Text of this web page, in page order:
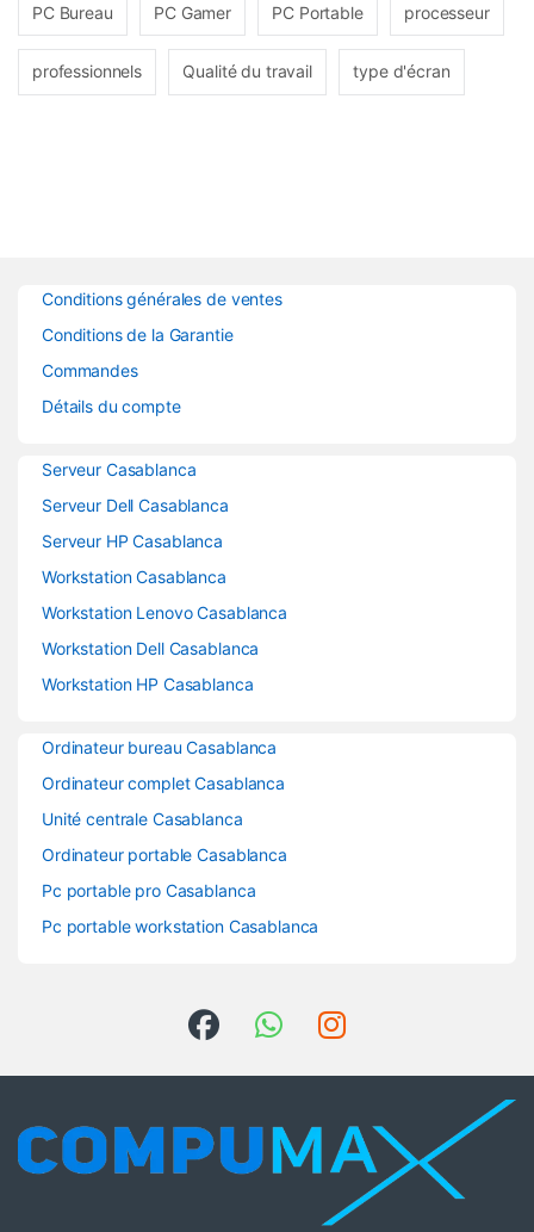
PC Bureau PC Gamer PC Portable processeur
professionnels Qualité du travail type d'écran
Conditions générales de ventes
Conditions de la Garantie
Commandes
Détails du compte
Serveur Casablanca
Serveur Dell Casablanca
Serveur HP Casablanca
Workstation Casablanca
Workstation Lenovo Casablanca
Workstation Dell Casablanca
Workstation HP Casablanca
Ordinateur bureau Casablanca
Ordinateur complet Casablanca
Unité centrale Casablanca
Ordinateur portable Casablanca
Pc portable pro Casablanca
Pc portable workstation Casablanca